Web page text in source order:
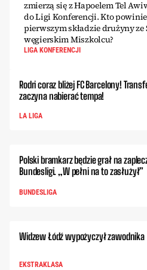
zmierzą się z Hapoelem Tel
do Ligi Konferencji. Kto
pierwszym składzie drużyny ze
węgierskim Miszkolcu?
LIGA KONFERENCJI
Rodri coraz bliżej FC Barcelony!
zaczyna nabierać tempa!
LA LIGA
Polski bramkarz będzie grał na
Bundesligi. „W pełni na to zasłużył”
BUNDESLIGA
Widzew Łódź wypożyczył zawodnika
EKSTRAKLASA